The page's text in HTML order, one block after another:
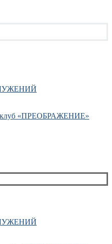
клуб «ПРЕОБРАЖЕНИЕ»